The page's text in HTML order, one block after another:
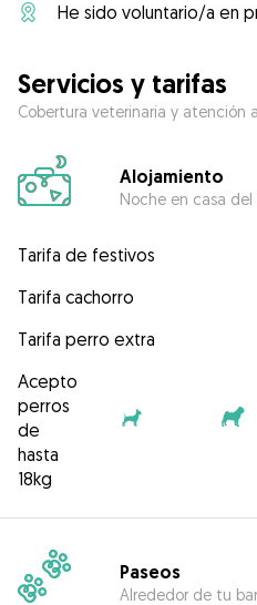
He sido voluntario/a en
Servicios y tarifas
Cobertura veterinaria y atención
Alojamiento
Noche en casa
Tarifa de festivos
Tarifa cachorro
Tarifa perro extra
Acepto
perros
de
hasta
18kg
Paseos
Alrededor de tu